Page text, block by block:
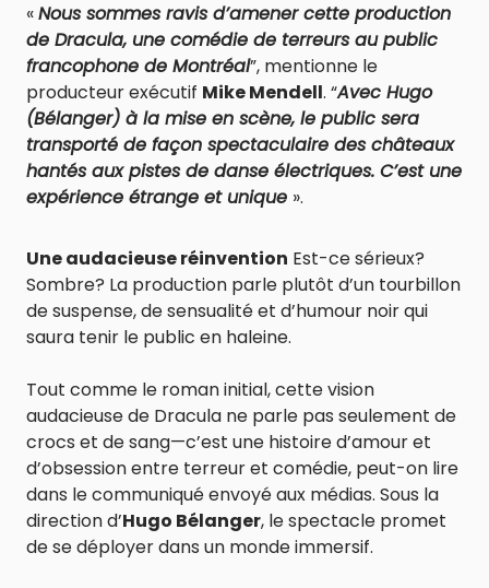
«Nous sommes ravis d’amener cette production
de Dracula, une comédie de terreurs au public
francophone de Montréal”, mentionne le
producteur exécutif Mike Mendell. “Avec Hugo
(Bélanger) à la mise en scène, le public sera
transporté de façon spectaculaire des châteaux
hantés aux pistes de danse électriques. C’est une
expérience étrange et unique ».
Une audacieuse réinvention Est-ce sérieux?
Sombre? La production parle plutôt d’un tourbillon
de suspense, de sensualité et d’humour noir qui
saura tenir le public en haleine.
Tout comme le roman initial, cette vision
audacieuse de Dracula ne parle pas seulement de
crocs et de sang—c’est une histoire d’amour et
d’obsession entre terreur et comédie, peut-on lire
dans le communiqué envoyé aux médias. Sous la
direction d’Hugo Bélanger, le spectacle promet
de se déployer dans un monde immersif.